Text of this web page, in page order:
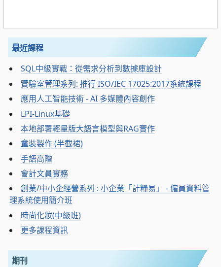
最近課程
SQL中級實戰：從需求分析到數據庫設計
實驗室管理系列: 推行 ISO/IEC 17025:2017系統課程
應用人工智能技術 - AI 多媒體內容創作
LPI-Linux基礎
本地部署輕量版大語言模型與RAG實作
童裝製作 (半截裙)
手語高階
會計文員實務
創業/中小企經營系列 : 小企業「計糧易」 - 僱員資料管
理系統使用簡介班
時尚化妝(中級班)
更多課程資訊
期刊